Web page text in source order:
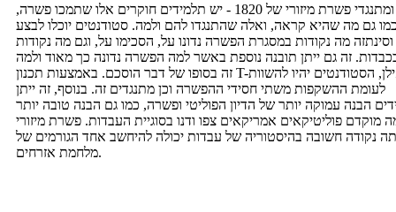
חסידי ומתנגדי פשרת מיזורי של 1820 - יש תלמידים חוקרים אלו שתמכו פשרה,
גם מה שהיא קראה, ואלה שהתנגדו להם ולמה. סטודנטים יוכלו לבצע
וסינתזה מה נקודות במסגרת הפשרה נדונו על, הסכימו על, וגם מה נקודות
בכבדות. זה גם ייתן תובנה נוספת באשר למה הפשרה נדונה כך מאוד ולמה
זה בסופו של דבר הוסכם. באמצעות תכנון T-אילן, הסטודנטים יהיו להשוות
לעומת ההשקפות משתי חסידי ההפשרה וכן מתנגדים זה. בנוסף, זה ייתן
הבנה עמוקה יותר של הדיון הפוליטי ופשרה, כמו גם הבנה טובה יותר
מוקדם פוליטיקאים אמריקאים צפו ודנו בסוגיית העבדות. פשרת מיזורי
נקודה חשובה בהיסטוריה של עבדות יכולה להיחשב אחד הגורמים של
מלחמת אזרחים.